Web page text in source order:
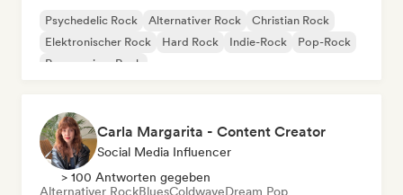
Psychedelic Rock Alternativer Rock
Christian Rock
Elektronischer Rock
Hard Rock Indie-Rock
Pop-Rock
Progressiver Rock
Carla Margarita - Content Creator
Social Media Influencer
> 100 Antworten gegeben
Alternativer RockBluesColdwaveDream Pop